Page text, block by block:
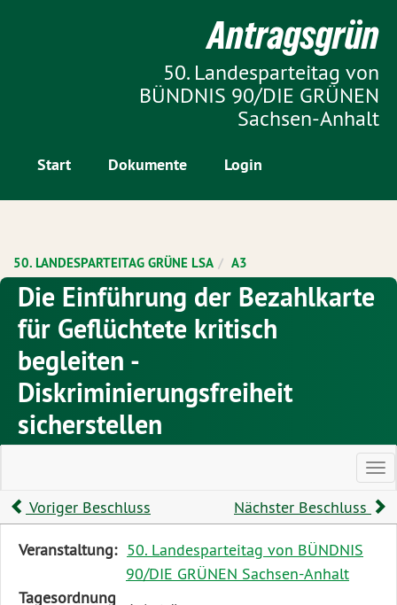
Start Dokumente Login
Antragsgrün
50. Landesparteitag von
BÜNDNIS 90/DIE GRÜNEN
Sachsen-Anhalt
50. LANDESPARTEITAG GRÜNE LSA A3
Die Einführung der Bezahlkarte
für Geflüchtete kritisch
begleiten -
Diskriminierungsfreiheit
sicherstellen
Voriger Beschluss
Nächster Beschluss
Diese
beschreibt
Veranstaltung: 50. Landesparteitag von BÜNDNIS
90/DIE GRÜNEN Sachsen-Anhalt
Tagesordnung